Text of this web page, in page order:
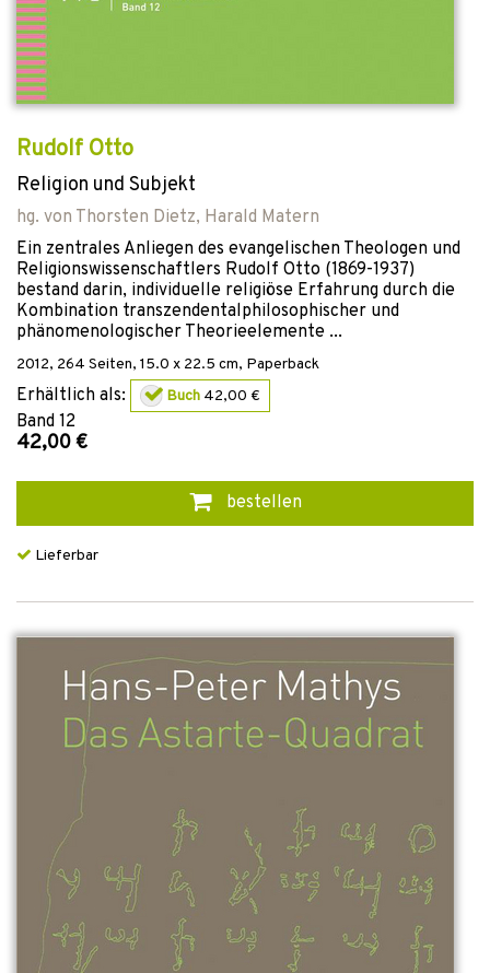
Rudolf Otto
Religion und Subjekt
hg. von Thorsten Dietz, Harald Matern
Ein zentrales Anliegen des evangelischen Theologen und
Religionswissenschaftlers Rudolf Otto (1869-1937)
bestand darin, individuelle religiöse Erfahrung durch die
Kombination transzendentalphilosophischer und
phänomenologischer Theorieelemente ...
2012, 264 Seiten, 15.0 x 22.5 cm, Paperback
Erhältlich als: Buch 42,00 €
Band 12
42,00 €
bestellen
Lieferbar